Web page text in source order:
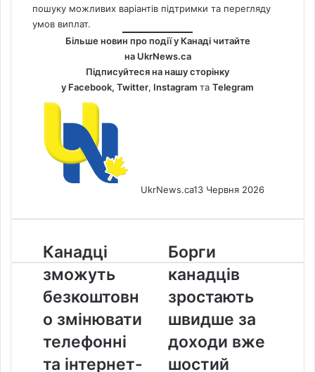
пошуку можливих варіантів підтримки та перегляду
умов виплат.
Більше новин про події у Канаді читайте
на UkrNews.ca
Підписуйтеся на нашу сторінку
у Facebook, Twitter, Instagram та Telegram
UkrNews.ca13 Червня 2026
Канадці
зможуть
безкоштовно
змінювати
телефонні
та
інтернет-
тарифи
вже
Канадці
зможуть
безкоштовн
о змінювати
телефонні
та інтернет-
Борги
канадців
зростають
швидше
за
доходи
вже
шостий
квартал
Борги
канадців
зростають
швидше за
доходи вже
шостий